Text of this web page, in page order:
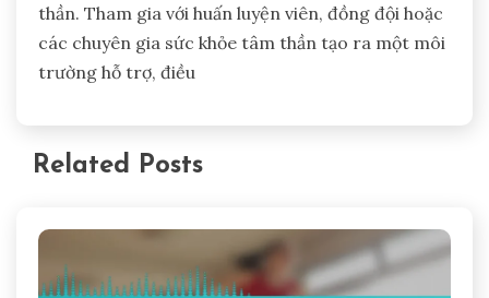
thần. Tham gia với huấn luyện viên, đồng đội hoặc
các chuyên gia sức khỏe tâm thần tạo ra một môi
trường hỗ trợ, điều
Related Posts